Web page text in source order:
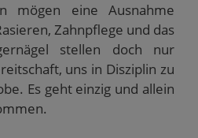
mögen eine Ausnahme
Zahnpflege und das
stellen doch nur
uns in Disziplin zu
Es geht einzig und allein